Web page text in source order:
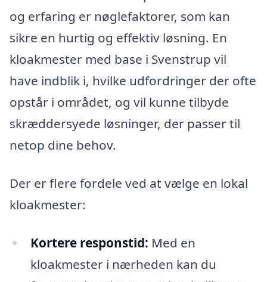
og erfaring er nøglefaktorer, som kan
sikre en hurtig og effektiv løsning. En
kloakmester med base i Svenstrup vil
have indblik i, hvilke udfordringer der ofte
opstår i området, og vil kunne tilbyde
skræddersyede løsninger, der passer til
netop dine behov.
Der er flere fordele ved at vælge en lokal
kloakmester:
Kortere responstid: Med en
kloakmester i nærheden kan du